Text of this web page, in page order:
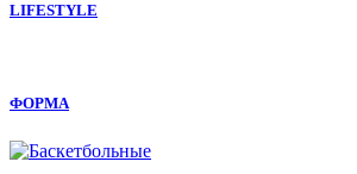
LIFESTYLE
ФОРМА